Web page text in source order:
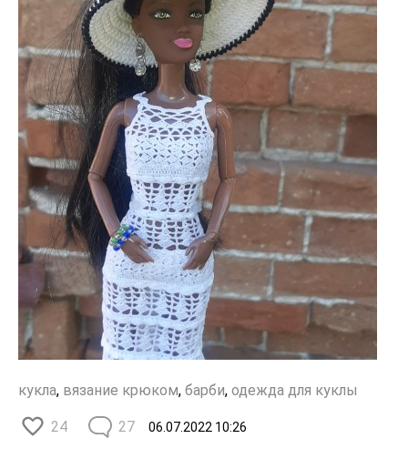
кукла, вязание крюком, барби, одежда для куклы
24 06.07.2022 10:26
27